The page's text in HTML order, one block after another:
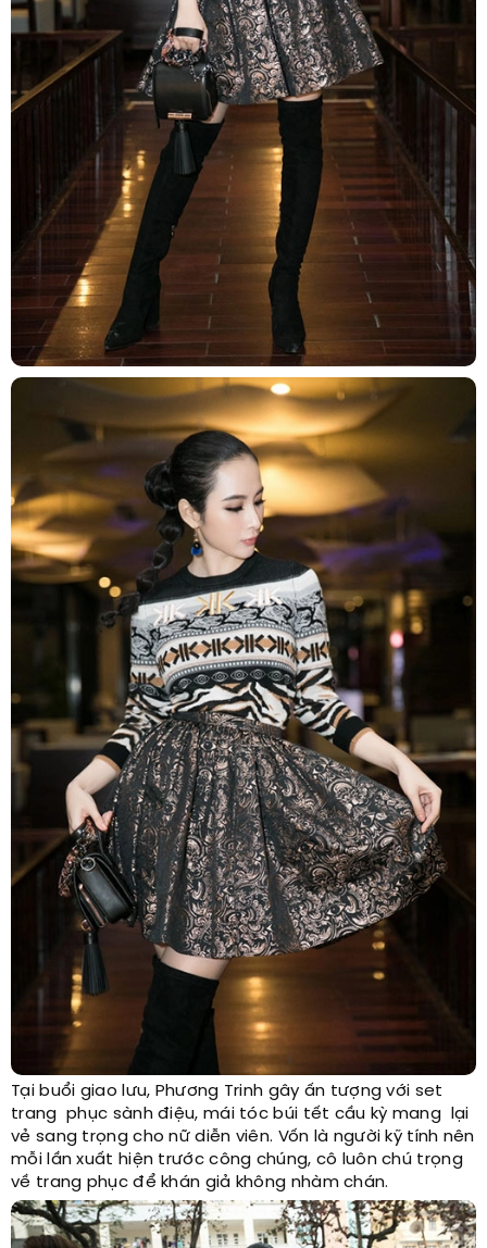
Tại buổi giao lưu, Phương Trinh gây ấn tượng với set
trang phục sành điệu, mái tóc búi tết cầu kỳ mang lại
vẻ sang trọng cho nữ diễn viên. Vốn là người kỹ tính nên
mỗi lần xuất hiện trước công chúng, cô luôn chú trọng
về trang phục để khán giả không nhàm chán.